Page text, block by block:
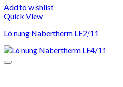
Add to wishlist
Quick View
Lò nung Nabertherm LE2/11